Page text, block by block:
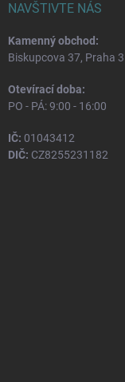
NAVŠTIVTE NÁS
Kamenný obchod:
Biskupcova 37, Praha
Otevírací doba:
PO - PÁ: 9:00 - 16:00
IČ: 01043412
DIČ: CZ8255231182